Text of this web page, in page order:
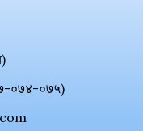
०७४-०७५)